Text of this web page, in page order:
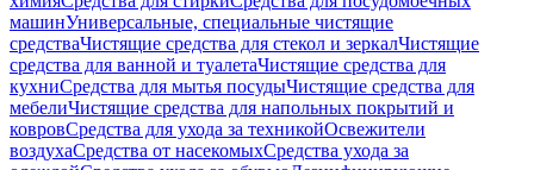
машинУниверсальные, специальные чистящие
средстваЧистящие средства для стекол и зеркалЧистящие
средства для ванной и туалетаЧистящие средства для
кухниСредства для мытья посудыЧистящие средства для
мебелиЧистящие средства для напольных покрытий и
ковровСредства для ухода за техникойОсвежители
воздухаСредства от насекомыхСредства ухода за